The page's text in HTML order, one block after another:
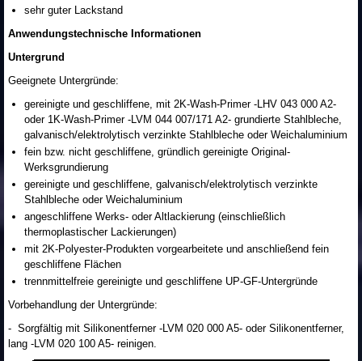
sehr guter Lackstand
Anwendungstechnische Informationen
Untergrund
Geeignete Untergründe:
gereinigte und geschliffene, mit 2K-Wash-Primer -LHV 043 000 A2-
oder 1K-Wash-Primer -LVM 044 007/171 A2- grundierte Stahlbleche,
galvanisch/elektrolytisch verzinkte Stahlbleche oder Weichaluminium
fein bzw. nicht geschliffene, gründlich gereinigte Original-
Werksgrundierung
gereinigte und geschliffene, galvanisch/elektrolytisch verzinkte
Stahlbleche oder Weichaluminium
angeschliffene Werks- oder Altlackierung (einschließlich
thermoplastischer Lackierungen)
mit 2K-Polyester-Produkten vorgearbeitete und anschließend fein
geschliffene Flächen
trennmittelfreie gereinigte und geschliffene UP-GF-Untergründe
Vorbehandlung der Untergründe:
- Sorgfältig mit Silikonentferner -LVM 020 000 A5- oder Silikonentferner,
lang -LVM 020 100 A5- reinigen.